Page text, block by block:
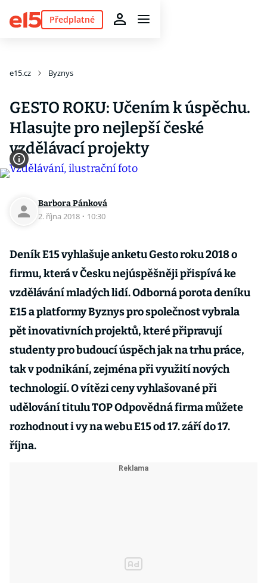
Předplatné
e15.cz Byznys
GESTO ROKU: Učením k úspěchu.
Hlasujte pro nejlepší české
vzdělávací projekty
Barbora Pánková
2. října 2018 · 10:30
Deník E15 vyhlašuje anketu Gesto roku 2018 o
firmu, která v Česku nejúspěšněji přispívá ke
vzdělávání mladých lidí. Odborná porota deníku
E15 a platformy Byznys pro společnost vybrala
pět inovativních projektů, které připravují
studenty pro budoucí úspěch jak na trhu práce,
tak v podnikání, zejména při využití nových
technologií. O vítězi ceny vyhlašované při
udělování titulu TOP Odpovědná firma můžete
rozhodnout i vy na webu E15 od 17. září do 17.
října.